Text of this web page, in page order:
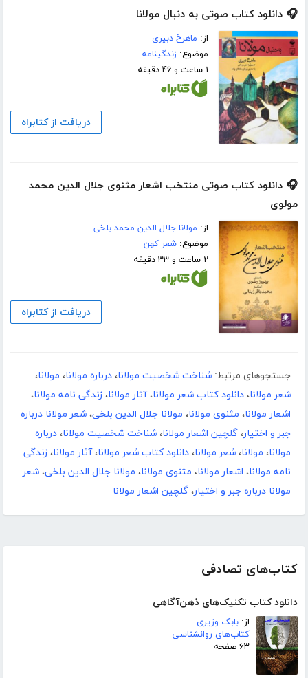
کتاب‌های تصادفی
دانلود کتاب تکنیک‌های ذهن‌آگاهی
از: بابک وزیری
کتاب‌های روانشناسی
۶۳ صفحه
🎧 دانلود کتاب صوتی به دنبال مولانا
از: ماهرخ دبیری
موضوع:زندگینامه
۱ ساعت و ۴۶ دقیقه
دریافت از کتابراه
🎧 دانلود کتاب صوتی منتخب اشعار مثنوی جلال الدین محمد
مولوی
از: مولانا جلال الدین محمد بلخی
موضوع:شعر کهن
۲ ساعت و ۳۳ دقیقه
دریافت از کتابراه
جستجوهای مرتبط: شناخت شخصیت مولانا، درباره مولانا، مولانا،
شعر مولانا، دانلود کتاب شعر مولانا،آثار مولانا، زندگی نامه مولانا،
اشعار مولانا، مثنوی مولانا، مولانا جلال الدین بلخی، شعر مولانا درباره
جبر و اختیار، گلچین اشعار مولانا، شناخت شخصیت مولانا، درباره
مولانا، مولانا، شعر مولانا، دانلود کتاب شعر مولانا،آثار مولانا، زندگی
نامه مولانا، اشعار مولانا، مثنوی مولانا، مولانا جلال الدین بلخی، شعر
مولانا درباره جبر و اختیار، گلچین اشعار مولانا